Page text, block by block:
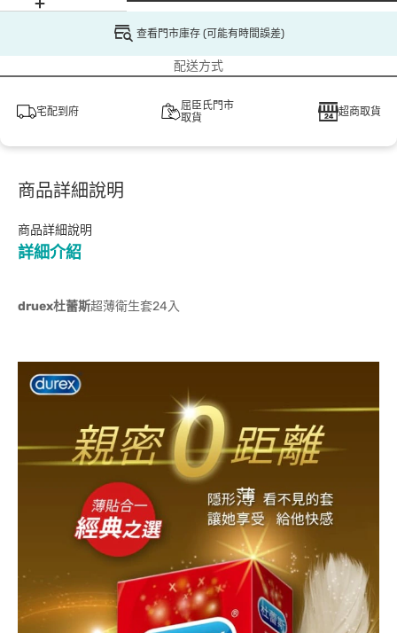
查看門市庫存 (可能有時間誤差)
配送方式
宅配到府
屈臣氏門市
取貨
超商取貨
商品詳細說明
商品詳細說明
詳細介紹
druex杜蕾斯超薄衛生套24入